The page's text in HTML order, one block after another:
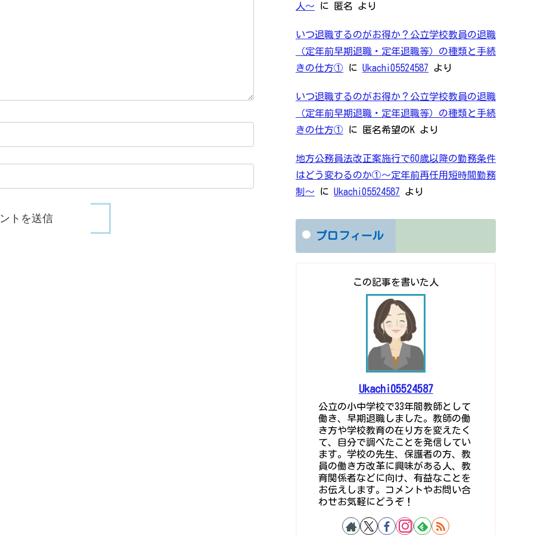
人～ に 匿名 より
いつ退職するのがお得か？公立学校教員の退職
（定年前早期退職・定年退職等）の種類と手続
きの仕方① に Ukachi05524587 より
いつ退職するのがお得か？公立学校教員の退職
（定年前早期退職・定年退職等）の種類と手続
きの仕方① に 匿名希望のK より
地方公務員法改正案施行で60歳以降の勤務条件
はどう変わるのか①～定年前再任用短時間勤務
制～ に Ukachi05524587 より
プロフィール
この記事を書いた人
Ukachi05524587
公立の小中学校で33年間教師として
働き、早期退職しました。教師の働
き方や学校教育の在り方を変えたく
て、自分で調べたことを発信してい
ます。学校の先生、保護者の方、教
員の働き方改革に興味がある人、教
育関係者などに向け、有益なことを
お伝えします。コメントやお問い合
わせお気軽にどうぞ！